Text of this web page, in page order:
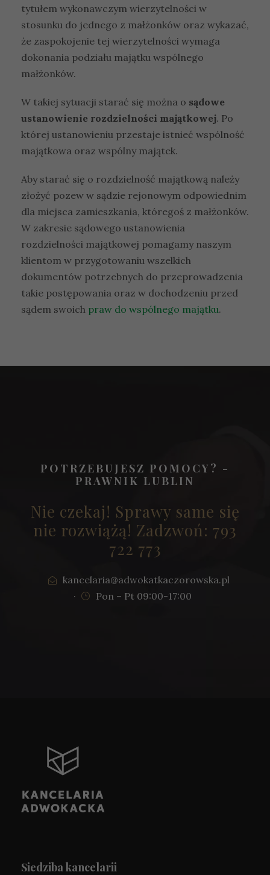
tytułem wykonawczym wierzytelności w
stosunku do jednego z małżonków oraz wykazać,
że zaspokojenie tej wierzytelności wymaga
dokonania podziału majątku wspólnego
małżonków.
W takiej sytuacji starać się można o sądowe
ustanowienie rozdzielności majątkowej. Po
której ustanowieniu przestaje istnieć wspólność
majątkowa oraz wspólny majątek.
Aby starać się o rozdzielność majątkową należy
złożyć pozew w sądzie rejonowym odpowiednim
dla miejsca zamieszkania, któregoś z małżonków.
W zakresie sądowego ustanowienia
rozdzielności majątkowej pomagamy naszym
klientom w przygotowaniu wszelkich
dokumentów potrzebnych do przeprowadzenia
takie postępowania oraz w dochodzeniu przed
sądem swoich praw do wspólnego majątku.
POTRZEBUJESZ POMOCY? -
PRAWNIK LUBLIN
Nie czekaj! Sprawy same się
nie rozwiążą! Zadzwoń: 793
722 773
kancelaria@adwokatkaczorowska.pl
·
Pon – Pt 09:00-17:00
Siedziba kancelarii